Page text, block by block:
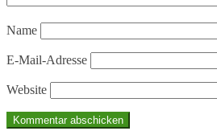
Name
E-Mail-Adresse
Website